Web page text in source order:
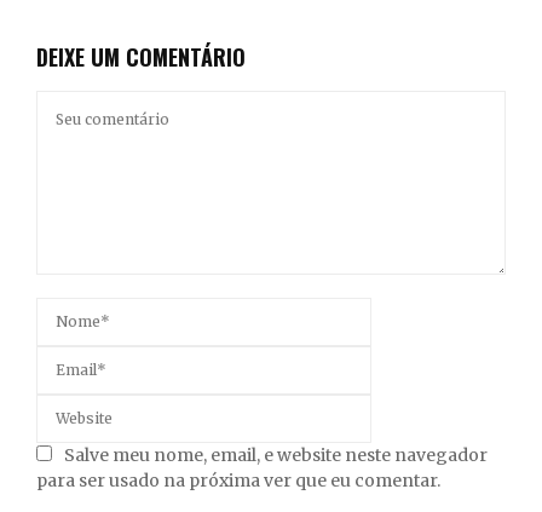
DEIXE UM COMENTÁRIO
Salve meu nome, email, e website neste navegador
para ser usado na próxima ver que eu comentar.